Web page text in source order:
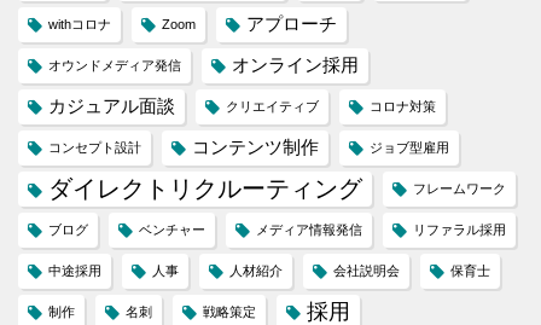
withコロナ Zoom アプローチ
オウンドメディア発信 オンライン採用
カジュアル面談 クリエイティブ コロナ対策
コンセプト設計 コンテンツ制作 ジョブ型雇用
ダイレクトリクルーティング フレームワーク
ブログ ベンチャー メディア情報発信 リファラル採用
中途採用 人事 人材紹介 会社説明会 保育士
制作 名刺 戦略策定 採用